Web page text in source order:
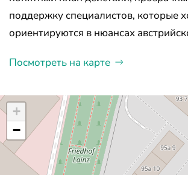
поддержку специалистов, которые
ориентируются в нюансах
Посмотреть на карте
+
−